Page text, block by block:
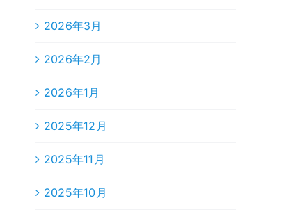
2026年3月
2026年2月
2026年1月
2025年12月
2025年11月
2025年10月